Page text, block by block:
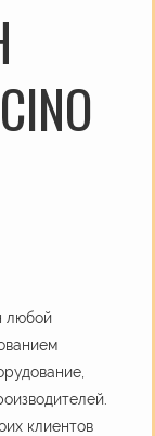
любой
клиентов